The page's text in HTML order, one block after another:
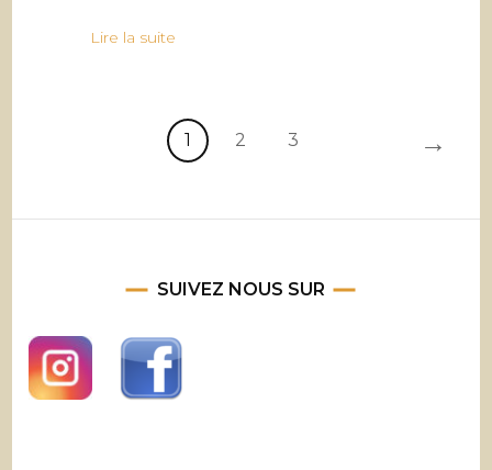
Lire la suite
1 2 3 →
SUIVEZ NOUS SUR